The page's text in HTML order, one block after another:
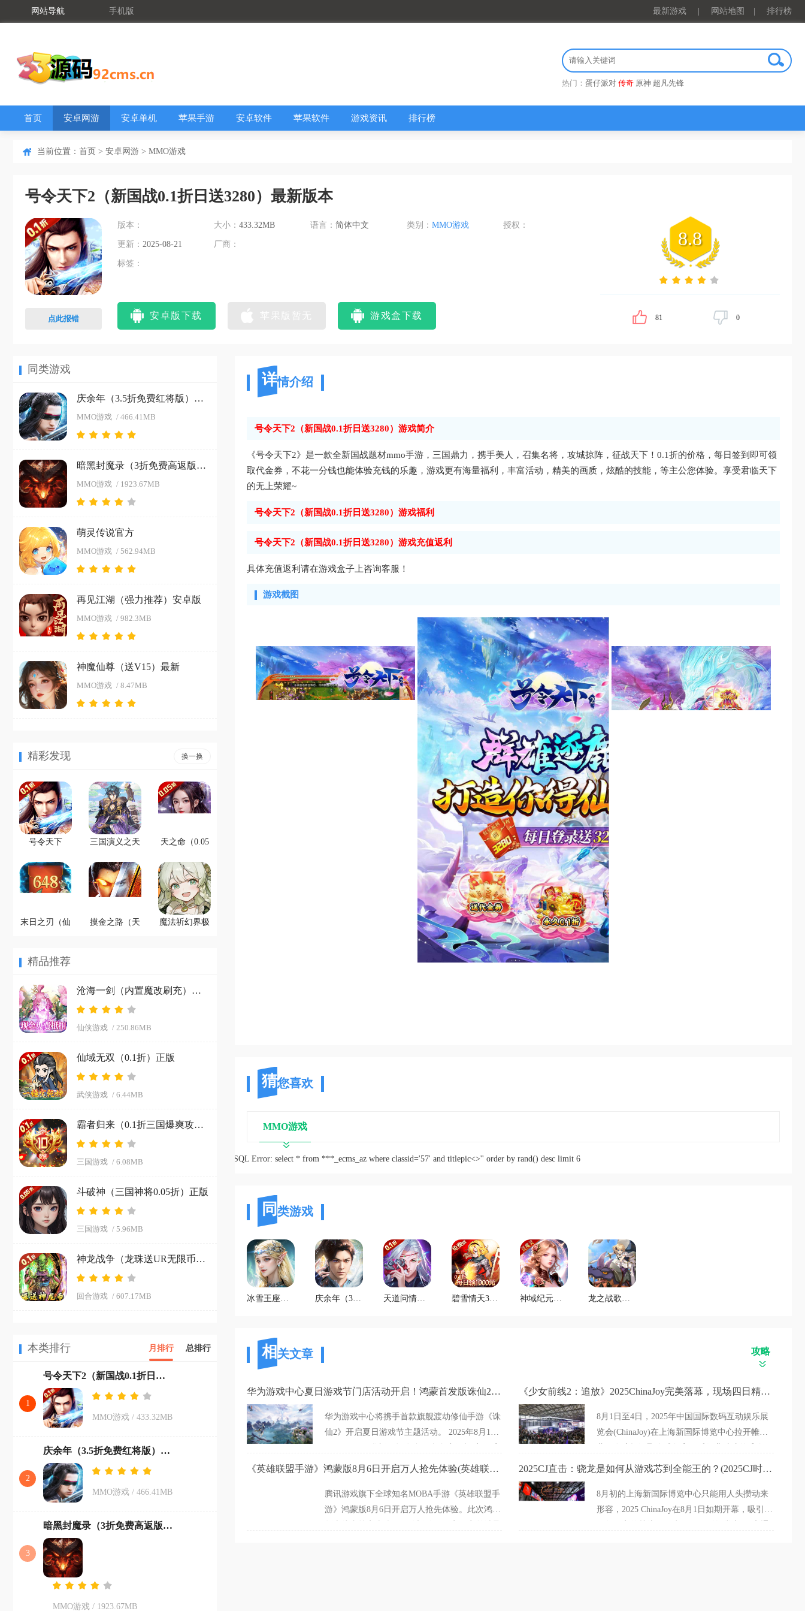
网站导航 手机版 最新游戏 网站地图 排行榜
热门： 蛋仔派对 传奇 原神 超凡先锋
首页 安卓网游 安卓单机 苹果手游 安卓软件 苹果软件 游戏资讯 排行榜
当前位置： 首页 > 安卓网游 > MMO游戏
号令天下2（新国战0.1折日送3280）最新版本
点此报错
版本： 大小： 433.32MB 语言： 简体中文 类别： MMO游戏 授权：
更新： 2025-08-21 厂商：
标签：
安卓版下载 游戏盒下载
8.8
81 0
同类游戏
庆余年（3.5折免费红将版）安卓版
MMO游戏 / 466.41MB
暗黑封魔录（3折免费高返版）最新版
MMO游戏 / 1923.67MB
萌灵传说官方
MMO游戏 / 562.94MB
再见江湖（强力推荐）安卓版
MMO游戏 / 982.3MB
神魔仙尊（送V15）最新
MMO游戏 / 8.47MB
精彩发现 换一换
号令天下
折日送3280）
最新版本
三国演义之天
命所归）精简
版
天之命（0.05
免费版
末日之刃（仙
摸金之路（天
魔法祈幻界极
精品推荐
沧海一剑（内置魔改刷充）中文版
仙侠游戏 / 250.86MB
仙域无双（0.1折）正版
武侠游戏 / 6.44MB
霸者归来（0.1折三国爆爽攻城）游戏
三国游戏 / 6.08MB
斗破神（三国神将0.05折）正版
三国游戏 / 5.96MB
神龙战争（龙珠送UR无限币）极速版
回合游戏 / 607.17MB
本类排行 月排行 总排行
1
号令天下2（新国战0.1折日送3280）最新版本
MMO游戏 / 433.32MB
2
庆余年（3.5折免费红将版）安卓版
MMO游戏 / 466.41MB
3
暗黑封魔录（3折免费高返版）最新版
MMO游戏 / 1923.67MB
详情介绍
号令天下2（新国战0.1折日送3280）游戏简介
《号令天下2》是一款全新国战题材mmo手游，三国鼎力，携手美人，召集名将，攻城掠阵，征战天下！0.1折的价格，每日签到即可领
取代金券，不花一分钱也能体验充钱的乐趣，游戏更有海量福利，丰富活动，精美的画质，炫酷的技能，等主公您体验。享受君临天下
的无上荣耀~
号令天下2（新国战0.1折日送3280）游戏福利
号令天下2（新国战0.1折日送3280）游戏充值返利
具体充值返利请在游戏盒子上咨询客服！
游戏截图
猜您喜欢
MMO游戏
SQL Error: select * from ***_ecms_az where classid='57' and titlepic<>'' order by rand() desc limit 6
同类游戏
冰雪王座中文版 庆余年（3.5折无限打金）官方版 天道问情（0.1折山海诛兽）正版 碧雪情天3D（免费版0.1折）官方下载 神域纪元官方版 龙之战歌（1折）最新版
相 关文章 攻略
华为游戏中心夏日游戏节门店活动开启！鸿蒙首发版诛仙2抢先玩！(华为游戏中心官网首页入口)
华为游戏中心将携手首款旗舰渡劫修仙手游《诛
仙2》开启夏日游戏节主题活动。 2025年8月15
线下门店盛大开启“仙友聚会”!诚邀全国仙友亲
游，感受鸿蒙创
《少女前线2：追放》2025ChinaJoy完美落幕，现场四日精彩回顾(少女前线2追放T0角色)
8月1日至4日，2025年中国国际数码互动娱乐展
览会(ChinaJoy)在上海新国际博览中心拉开帷
上，位于N3馆01号的鸿蒙游戏展区凭
主题策划，吸引
《英雄联盟手游》鸿蒙版8月6日开启万人抢先体验(英雄联盟手游qq和微信可以共玩吗)
腾讯游戏旗下全球知名MOBA手游《英雄联盟手
游》鸿蒙版8月6日开启万人抢先体验。此次鸿蒙
2025CJ直击：骁龙是如何从游戏芯到全能王的？(2025CJ时间)
8月初的上海新国际博览中心只能用人头攒动来
形容，2025 ChinaJoy在8月1日如期开幕，吸引了